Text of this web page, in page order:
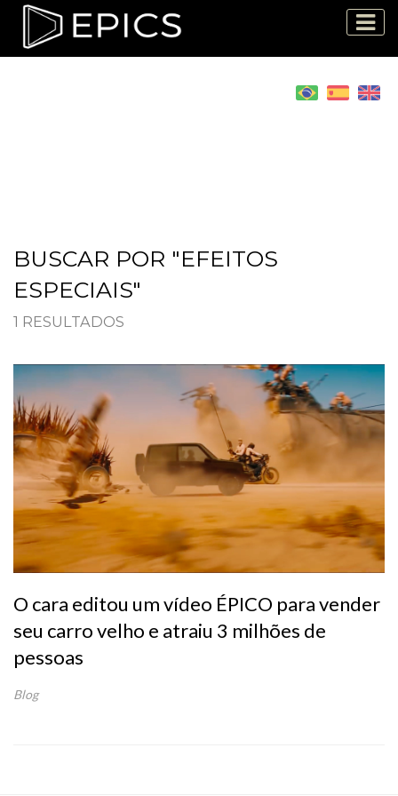
BUSCAR POR "EFEITOS
ESPECIAIS"
1 RESULTADOS
O cara editou um vídeo ÉPICO para vender
seu carro velho e atraiu 3 milhões de
pessoas
Blog